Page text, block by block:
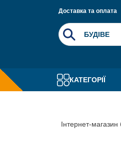
Доставка та оплата
КАТЕГОРІЇ
Інтернет-магазин